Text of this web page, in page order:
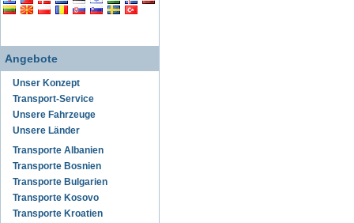
Angebote
Unser Konzept
Transport-Service
Unsere Fahrzeuge
Unsere Länder
Transporte Albanien
Transporte Bosnien
Transporte Bulgarien
Transporte Kosovo
Transporte Kroatien